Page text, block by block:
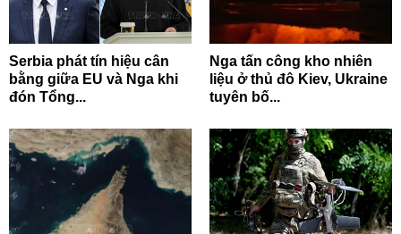
Serbia phát tín hiệu cân
bằng giữa EU và Nga khi
đón Tổng...
Nga tấn công kho nhiên
liệu ở thủ đô Kiev, Ukraine
tuyên bố...